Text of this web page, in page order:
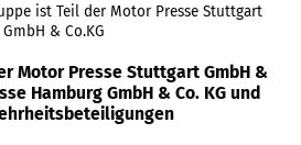
ist Teil der Motor Presse Stuttgart
GmbH & Co.KG
Motor Presse Stuttgart GmbH &
Hamburg GmbH & Co. KG und